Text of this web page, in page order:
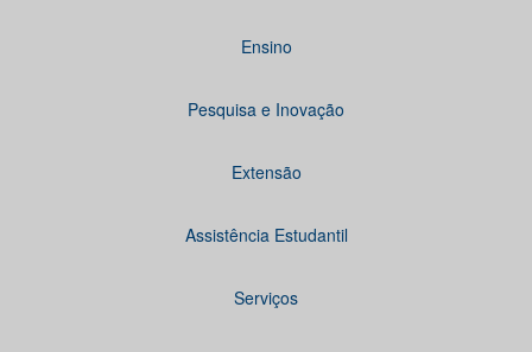
Ensino
Pesquisa e Inovação
Extensão
Assistência Estudantil
Serviços